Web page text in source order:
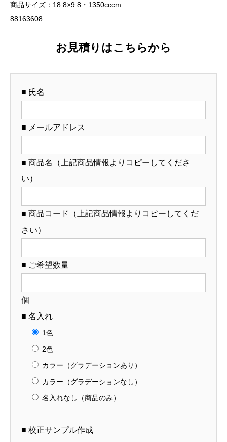
黒
応・
オ
リ
ル
ん
商品サイズ：18.8×9.8・1350cccm
88163608
お見積りはこちらから
■ 氏名
■ メールアドレス
■ 商品名（上記商品情報よりコピーしてくださ
い）
■ 商品コード（上記商品情報よりコピーしてくだ
さい）
■ ご希望数量
個
■ 名入れ
1色
2色
カラー（グラデーションあり）
カラー（グラデーションなし）
名入れなし（商品のみ）
■ 校正サンプル作成